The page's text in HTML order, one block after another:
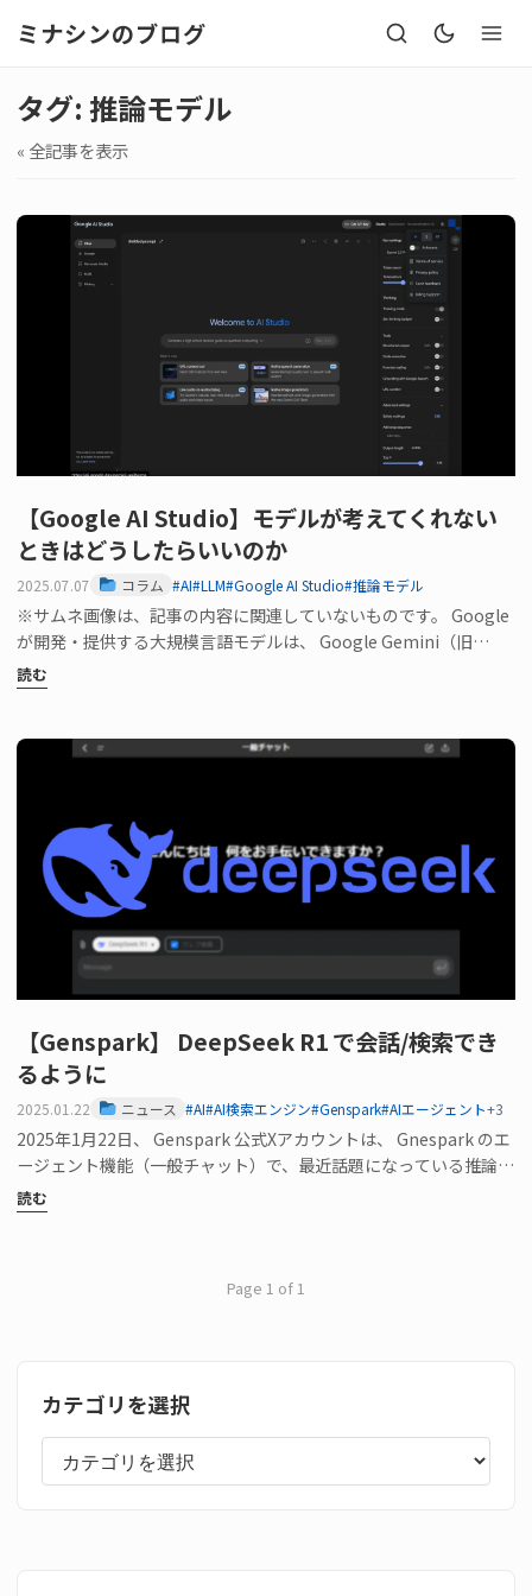
ミナシンのブログ
タグ: 推論モデル
« 全記事を表示
【Google AI Studio】モデルが考えてくれない
ときはどうしたらいいのか
2025.07.07 コラム #AI#LLM#Google AI Studio#推論モデル
※サムネ画像は、記事の内容に関連していないものです。 Google
が開発・提供する大規模言語モデルは、 Google Gemini（旧
Goog…
読む
【Genspark】 DeepSeek R1 で会話/検索でき
るように
2025.01.22 ニュース #AI#AI検索エンジン#Genspark#AIエージェント+3
2025年1月22日、 Genspark 公式Xアカウントは、 Gnespark のエ
ージェント機能（一般チャット）で、最近話題になっている推論…
読む
Page 1 of 1
カテゴリを選択